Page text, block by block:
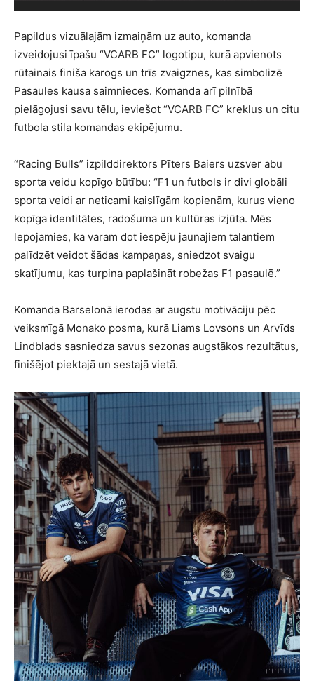
Papildus vizuālajām izmaiņām uz auto, komanda
izveidojusi īpašu “VCARB FC” logotipu, kurā apvienots
rūtainais finiša karogs un trīs zvaigznes, kas simbolizē
Pasaules kausa saimnieces. Komanda arī pilnībā
pielāgojusi savu tēlu, ieviešot “VCARB FC” kreklus un citu
futbola stila komandas ekipējumu.
“Racing Bulls” izpilddirektors Pīters Baiers uzsver abu
sporta veidu kopīgo būtību: “F1 un futbols ir divi globāli
sporta veidi ar neticami kaislīgām kopienām, kurus vieno
kopīga identitātes, radošuma un kultūras izjūta. Mēs
lepojamies, ka varam dot iespēju jaunajiem talantiem
palīdzēt veidot šādas kampaņas, sniedzot svaigu
skatījumu, kas turpina paplašināt robežas F1 pasaulē.”
Komanda Barselonā ierodas ar augstu motivāciju pēc
veiksmīgā Monako posma, kurā Liams Lovsons un Arvīds
Lindblads sasniedza savus sezonas augstākos rezultātus,
finišējot piektajā un sestajā vietā.